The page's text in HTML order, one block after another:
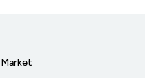
Market